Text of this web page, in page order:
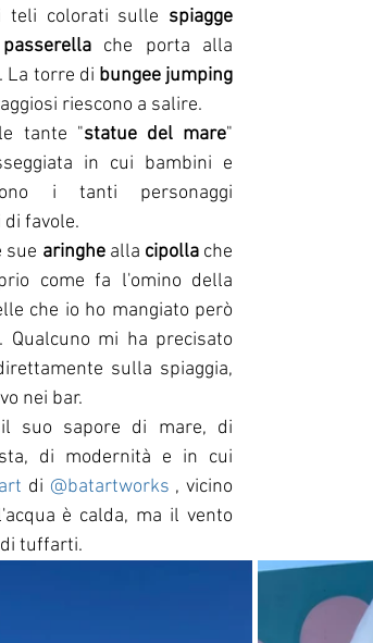
teli colorati sulle spiagge
passerella che porta alla
La torre di bungee jumping
riescono a salire.
tante "statue del mare"
in cui bambini e
i tanti personaggi
favole.
sue aringhe alla cipolla che
come fa l'omino della
che io ho mangiato però
Qualcuno mi ha precisato
sulla spiaggia,
nei bar.
il suo sapore di mare, di
di modernità e in cui
di @batartworks , vicino
è calda, ma il vento
tuffarti.